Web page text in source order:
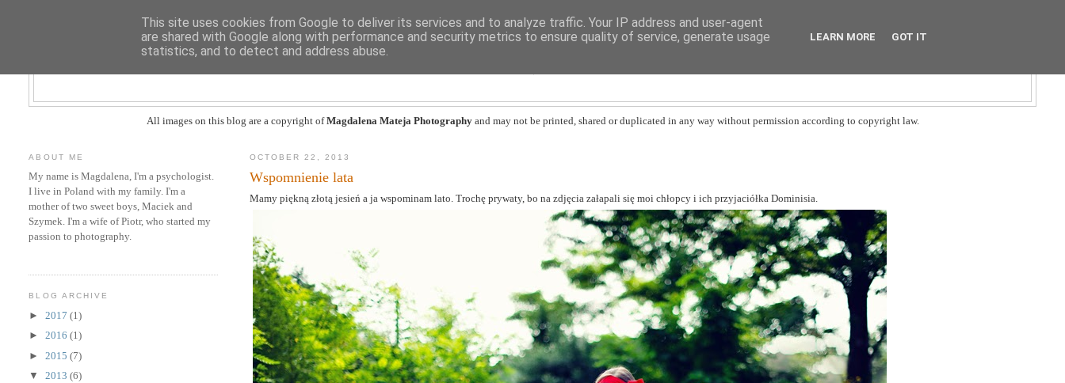
All images on this blog are a copyright ofMagdalena Mateja Photographyand may not be printed, shared or duplicated in any way without permission according to copyright law.
OCTOBER 22, 2013
Wspomnienie lata
Mamy piękną złotą jesień a ja wspominam lato. Trochę prywaty, bo na zdjęcia załapali się moi chłopcy i ich przyjaciółka Dominisia.
ABOUT ME
My name is Magdalena, I'm a psychologist.
I live in Poland with my family. I'm a
mother of two sweet boys, Maciek and
Szymek. I'm a wife of Piotr, who started my
passion to photography.
BLOG ARCHIVE
►2017(1)
►2016(1)
►2015(7)
▼2013(6)
This site uses cookies from Google to deliver its services and to analyze traffic. Your IP address and user-agent
are shared with Google along with performance and security metrics to ensure quality of service, generate usage
statistics, and to detect and address abuse.
LEARN MORE GOT IT